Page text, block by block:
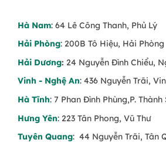
Hà Nam: 64 Lê Công Thanh, Phủ Lý
Hải Phòng: 200B Tô Hiệu, Hải Phòng
Hải Dương: 24 Nguyễn Đình Chiểu,
Vinh - Nghệ An: 436 Nguyễn Trãi,
Hà Tĩnh: 7 Phan Đình Phùng,P. Thành
Hưng Yên: 223 Tân Phong, Vũ Thư
Tuyên Quang: 44 Nguyễn Trãi, Tân